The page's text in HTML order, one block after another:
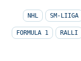
NHL SM-LIIGA
FORMULA 1 RALLI